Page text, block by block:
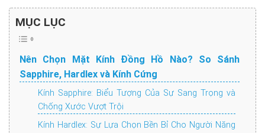
MỤC LỤC
Nên Chọn Mặt Kính Đồng Hồ Nào? So Sánh
Sapphire, Hardlex và Kính Cứng
Kính Sapphire: Biểu Tượng Của Sự Sang Trọng và
Chống Xước Vượt Trội
Kính Hardlex: Sự Lựa Chọn Bền Bỉ Cho Người Năng